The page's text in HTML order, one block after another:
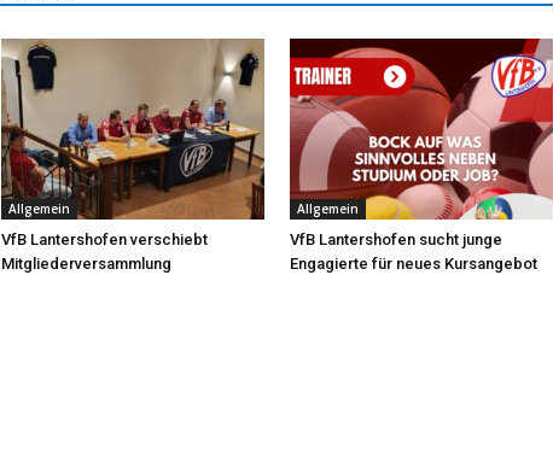
Allgemein
VfB Lantershofen verschiebt
Mitgliederversammlung
Allgemein
VfB Lantershofen sucht junge
Engagierte für neues Kursangebot